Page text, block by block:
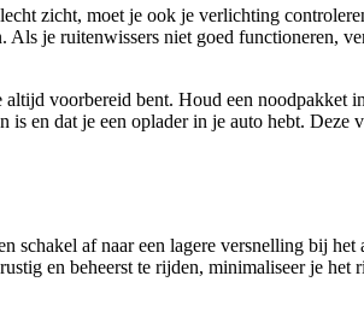
zicht, moet je ook je verlichting
je ruitenwissers niet goed functioneren,
voorbereid bent. Houd een noodpakket
en dat je een oplader in je auto hebt. Deze
af naar een lagere versnelling bij
en beheerst te rijden, minimaliseer je